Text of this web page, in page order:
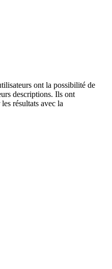
ont la possibilité de
descriptions. Ils ont
résultats avec la